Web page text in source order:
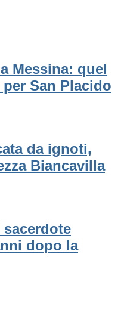
Messina: quel
San Placido
da ignoti,
Biancavilla
dopo la